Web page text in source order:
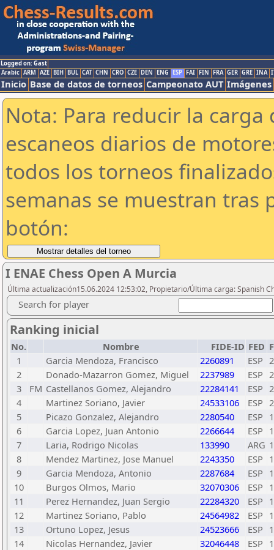
Logged on: Gast
Arabic ARM AZE BIH BUL CAT CHN CRO CZE DEN ENG ESP FAI FIN FRA GER GRE INA
Inicio Base de datos de torneos Campeonato AUT Imágenes
Nota: Para reducir la
escaneos diarios de
todos los torneos
semanas se muestran tras
botón:
I ENAE Chess Open A Murcia
Última actualización15.06.2024 12:53:02, Propietario/Última carga: Spanish
Search for player
Ranking inicial
No. Nombre FIDE-ID FED
1
Garcia Mendoza, Francisco 2260891 ESP
2
Donado-Mazarron Gomez, Miguel 2237989 ESP
3
FM Castellanos Gomez, Alejandro 22284141 ESP
4
Martinez Soriano, Javier 24533106 ESP
5
Picazo Gonzalez, Alejandro 2280540 ESP
6
Garcia Lopez, Juan Antonio 2266644 ESP
7
Laria, Rodrigo Nicolas 133990 ARG
8
Mendez Martinez, Jose Manuel 2243350 ESP
9
Garcia Mendoza, Antonio 2287684 ESP
10
Burgos Olmos, Mario 32070306 ESP
11
Perez Hernandez, Juan Sergio 22284320 ESP
12
Martinez Soriano, Pablo 24564982 ESP
13
Ortuno Lopez, Jesus 24523666 ESP
14
Nicolas Hernandez, Javier 32046448 ESP